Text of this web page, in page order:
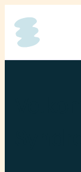
Hopp
Downs